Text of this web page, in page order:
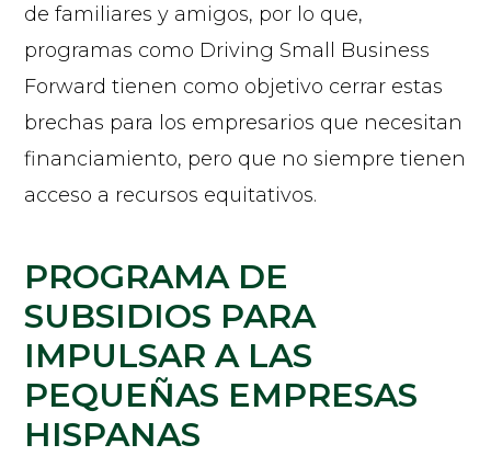
de familiares y amigos, por lo que,
programas como Driving Small Business
Forward tienen como objetivo cerrar estas
brechas para los empresarios que necesitan
financiamiento, pero que no siempre tienen
acceso a recursos equitativos.
PROGRAMA DE
SUBSIDIOS PARA
IMPULSAR A LAS
PEQUEÑAS EMPRESAS
HISPANAS